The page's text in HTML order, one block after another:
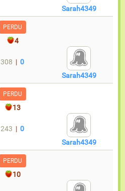
Sarah4349
PERDU
4
308 |0
Sarah4349
PERDU
13
243 |0
Sarah4349
PERDU
10